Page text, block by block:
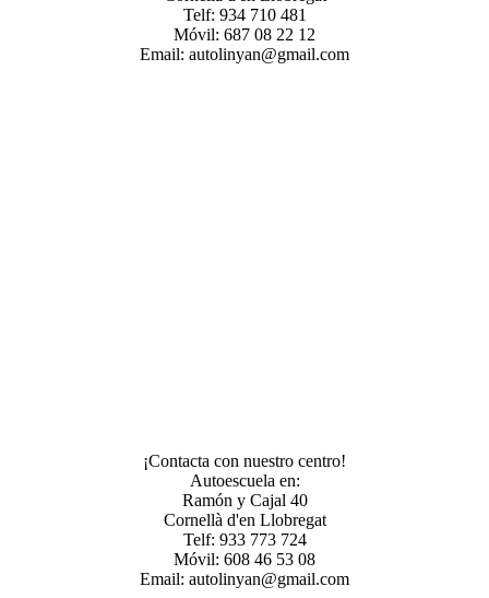
Telf: 934 710 481
Móvil: 687 08 22 12
Email: autolinyan@gmail.com
¡Contacta con nuestro centro!
Autoescuela en:
Ramón y Cajal 40
Cornellà d'en Llobregat
Telf: 933 773 724
Móvil: 608 46 53 08
Email: autolinyan@gmail.com